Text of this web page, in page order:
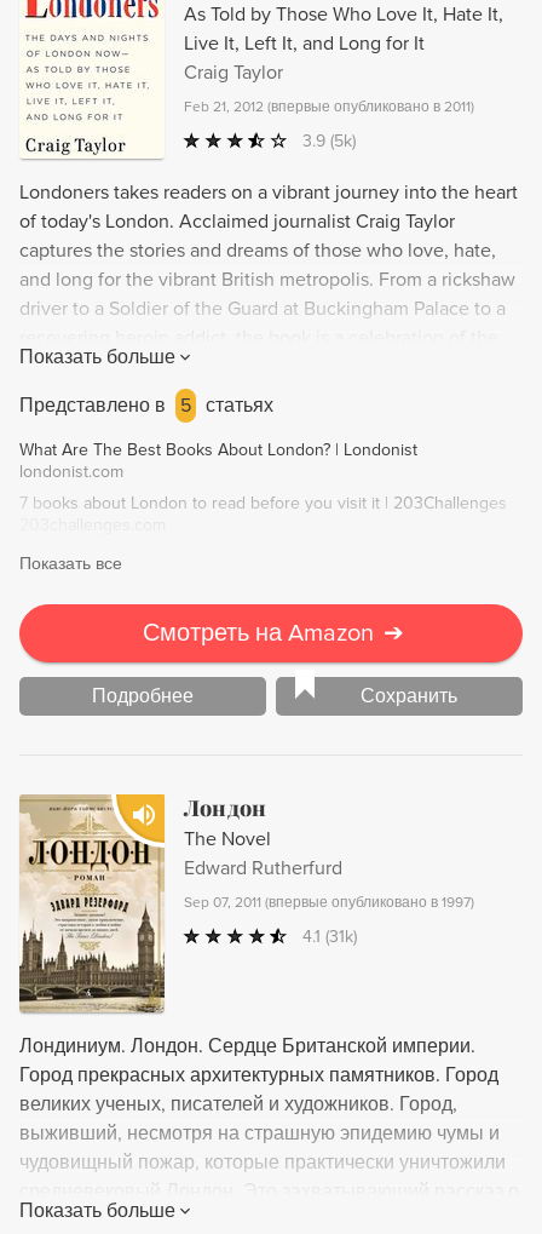
As Told by Those Who Love It, Hate It,
Live It, Left It, and Long for It
Craig Taylor
Feb 21, 2012 (впервые опубликовано в 2011)
3.9 (5k)
Londoners takes readers on a vibrant journey into the heart
of today's London. Acclaimed journalist Craig Taylor
captures the stories and dreams of those who love, hate,
and long for the vibrant British metropolis. From a rickshaw
driver to a Soldier of the Guard at Buckingham Palace to a
city's rich tapestry. The perfect read for anyone looking to
immerse themselves in the beauty and diversity of one of
the world's greatest cities.
Показать больше
Представлено в
5 статьях
What Are The Best Books About London? | Londonist
londonist.com
7 books about London to read before you visit it | 203Challenges
Показать все
Смотреть на Amazon ➔
Подробнее Сохранить
Лондон
The Novel
Edward Rutherfurd
Sep 07, 2011 (впервые опубликовано в 1997)
4.1 (31k)
Лондиниум. Лондон. Сердце Британской империи.
Город прекрасных архитектурных памятников. Город
великих ученых, писателей и художников. Город,
выживший, несмотря на страшную эпидемию чумы и
чудовищный пожар, которые практически уничтожили
людях, живших в городе от времен древних кельтских
Показать больше